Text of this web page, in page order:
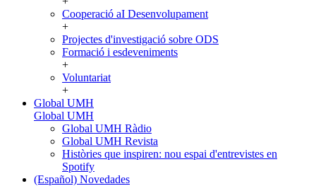
Cooperació aI Desenvolupament
+
Projectes d'investigació sobre ODS
Formació i esdeveniments
+
Voluntariat
+
Global UMH
Global UMH
Global UMH Ràdio
Global UMH Revista
Històries que inspiren: nou espai d'entrevistes en
Spotify
(Español) Novedades